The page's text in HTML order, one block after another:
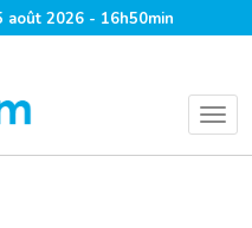
août 2026 - 16h50min